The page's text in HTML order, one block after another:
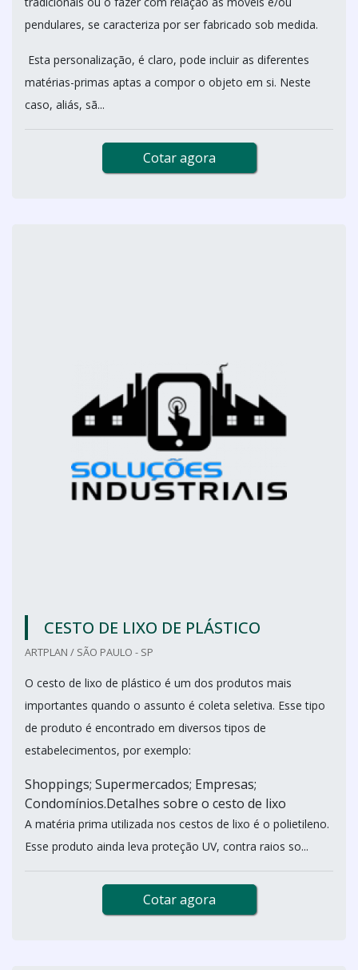
pendulares, se caracteriza por ser fabricado sob medida.
Esta personalização, é claro, pode incluir as diferentes
matérias-primas aptas a compor o objeto em si. Neste
caso, aliás, sã...
Cotar agora
CESTO DE LIXO DE PLÁSTICO
ARTPLAN / SÃO PAULO - SP
O cesto de lixo de plástico é um dos produtos mais
importantes quando o assunto é coleta seletiva. Esse tipo
de produto é encontrado em diversos tipos de
estabelecimentos, por exemplo:
Shoppings; Supermercados; Empresas;
Condomínios.Detalhes sobre o cesto de lixo
A matéria prima utilizada nos cestos de lixo é o polietileno.
Esse produto ainda leva proteção UV, contra raios so...
Cotar agora